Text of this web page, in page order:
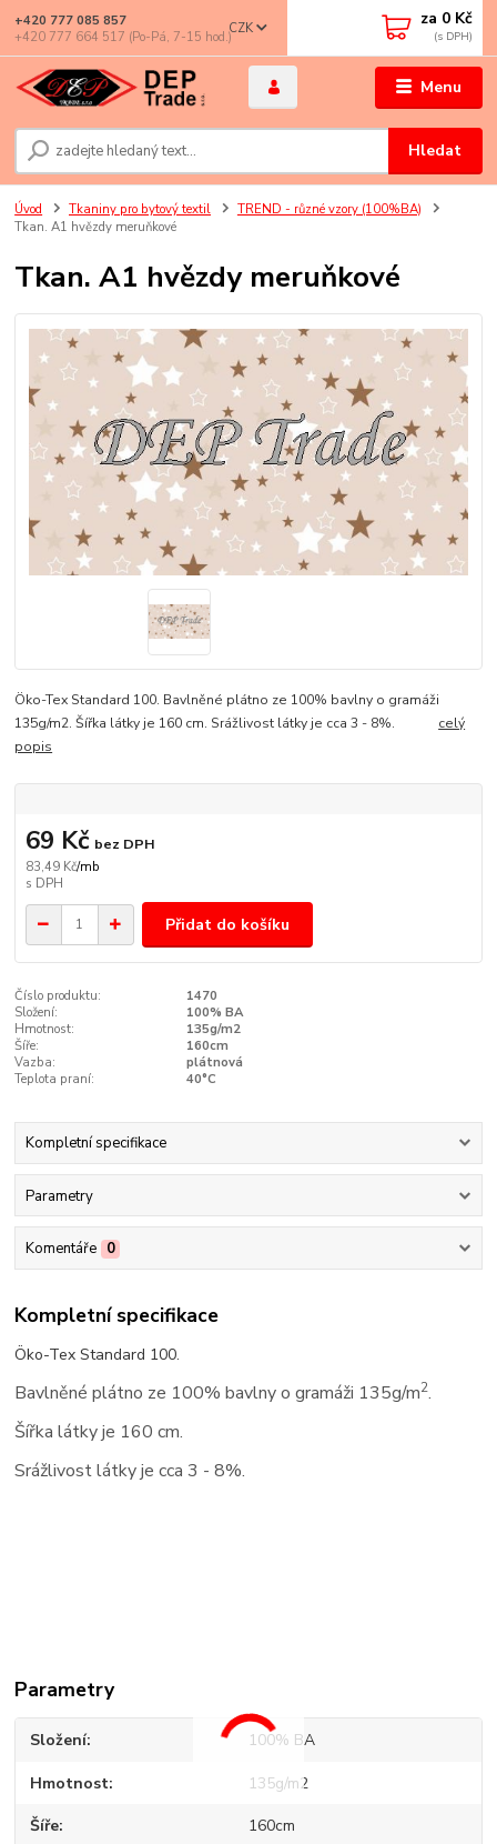
Menu
CZK
Hledat
+420 777 085 857
+420 777 664 517 (Po-Pá, 7-15 hod.)
za 0 Kč
Úvod Tkaniny pro bytový textil
TREND - různé vzory (100%BA)
Tkan. A1 hvězdy meruňkové
Tkan. A1 hvězdy meruňkové
Öko-Tex Standard 100. Bavlněné plátno ze 100% bavlny o gramáži
135g/m2. Šířka látky je 160 cm. Srážlivost látky je cca 3 - 8%. celý
popis
83,49 Kč/mb
69 Kč bez DPH
Přidat do košíku
Číslo produktu:
1470
Složení:
100% BA
Hmotnost:
135g/m2
Šíře:
160cm
Vazba:
plátnová
Teplota praní:
40°C
Kompletní specifikace
Parametry
Komentáře 0
Kompletní specifikace
Öko-Tex Standard 100.
Bavlněné plátno ze 100% bavlny o gramáži 135g/m2.
Šířka látky je 160 cm.
Srážlivost látky je cca 3 - 8%.
Parametry
Složení 100% BA
Hmotnost 135g/m2
Šíře 160cm